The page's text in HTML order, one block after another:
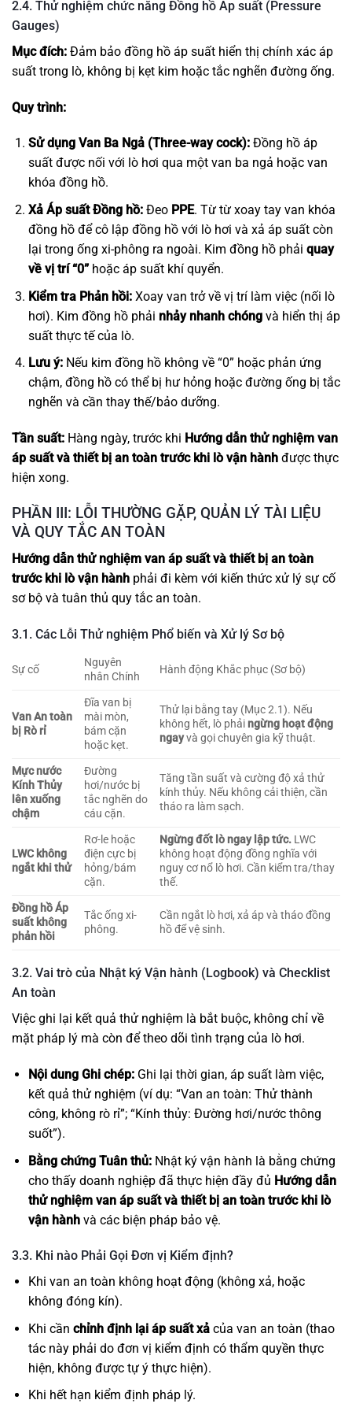
2.4. Thử nghiệm chức năng Đồng hồ Áp suất (Pressure
Gauges)
Mục đích: Đảm bảo đồng hồ áp suất hiển thị chính xác áp
suất trong lò, không bị kẹt kim hoặc tắc nghẽn đường ống.
Quy trình:
Sử dụng Van Ba Ngả (Three-way cock):Đồng hồ áp
suất được nối với lò hơi qua một van ba ngả hoặc van
khóa đồng hồ.
Xả Áp suất Đồng hồ:Đeo PPE. Từ từ xoay tay van khóa
đồng hồ để cô lập đồng hồ với lò hơi và xả áp suất còn
lại trong ống xi-phông ra ngoài. Kim đồng hồ phải quay
về vị trí “0”hoặc áp suất khí quyển.
Kiểm tra Phản hồi:Xoay van trở về vị trí làm việc (nối lò
hơi). Kim đồng hồ phải nhảy nhanh chóngvà hiển thị áp
suất thực tế của lò.
Lưu ý:Nếu kim đồng hồ không về “0” hoặc phản ứng
chậm, đồng hồ có thể bị hư hỏng hoặc đường ống bị tắc
nghẽn và cần thay thế/bảo dưỡng.
Tần suất: Hàng ngày, trước khi Hướng dẫn thử nghiệm van
áp suất và thiết bị an toàn trước khi lò vận hành được thực
hiện xong.
PHẦN III: LỖI THƯỜNG GẶP, QUẢN LÝ TÀI LIỆU
VÀ QUY TẮC AN TOÀN
Hướng dẫn thử nghiệm van áp suất và thiết bị an toàn
trước khi lò vận hành phải đi kèm với kiến thức xử lý sự cố
sơ bộ và tuân thủ quy tắc an toàn.
3.1. Các Lỗi Thử nghiệm Phổ biến và Xử lý Sơ bộ
Sự cố
Nguyên
nhân Chính
Hành động Khắc phục (Sơ bộ)
Van An toàn
bị Rò rỉ
Đĩa van bị
mài mòn,
bám cặn
hoặc kẹt.
Thử lại bằng tay (Mục 2.1). Nếu
không hết, lò phảingừng hoạt động
ngayvà gọi chuyên gia kỹ thuật.
Mực nước
Kính Thủy
lên xuống
chậm
Đường
hơi/nước bị
tắc nghẽn do
cáu cặn.
Tăng tần suất và cường độ xả thử
kính thủy. Nếu không cải thiện, cần
tháo ra làm sạch.
LWC không
ngắt khi thử
Rơ-le hoặc
điện cực bị
hỏng/bám
cặn.
Ngừng đốt lò ngay lập tức. LWC
không hoạt động đồng nghĩa với
nguy cơ nổ lò hơi. Cần kiểm tra/thay
thế.
Đồng hồ Áp
suất không
phản hồi
Tắc ống xi-
phông.
Cần ngắt lò hơi, xả áp và tháo đồng
hồ để vệ sinh.
3.2. Vai trò của Nhật ký Vận hành (Logbook) và Checklist
An toàn
Việc ghi lại kết quả thử nghiệm là bắt buộc, không chỉ về
mặt pháp lý mà còn để theo dõi tình trạng của lò hơi.
Nội dung Ghi chép:Ghi lại thời gian, áp suất làm việc,
kết quả thử nghiệm (ví dụ: “Van an toàn: Thử thành
công, không rò rỉ”; “Kính thủy: Đường hơi/nước thông
suốt”).
Bằng chứng Tuân thủ:Nhật ký vận hành là bằng chứng
cho thấy doanh nghiệp đã thực hiện đầy đủ Hướng dẫn
thử nghiệm van áp suất và thiết bị an toàn trước khi lò
vận hànhvà các biện pháp bảo vệ.
3.3. Khi nào Phải Gọi Đơn vị Kiểm định?
Khi van an toàn không hoạt động (không xả, hoặc
không đóng kín).
Khi cần chỉnh định lại áp suất xảcủa van an toàn (thao
tác này phải do đơn vị kiểm định có thẩm quyền thực
hiện, không được tự ý thực hiện).
Khi hết hạn kiểm định pháp lý.